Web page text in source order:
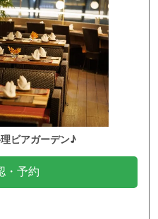
ビアガーデン♪
・予約